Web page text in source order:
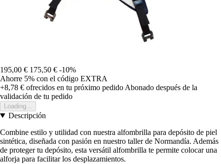
195,00 € 175,50 € -10%
Ahorre 5% con el código EXTRA
+8,78 € ofrecidos en tu próximo pedido Abonado después de la
validación de tu pedido
Loading...
Descripción
Combine estilo y utilidad con nuestra alfombrilla para depósito de piel
sintética, diseñada con pasión en nuestro taller de Normandía. Además
de proteger tu depósito, esta versátil alfombrilla te permite colocar una
alforja para facilitar los desplazamientos.